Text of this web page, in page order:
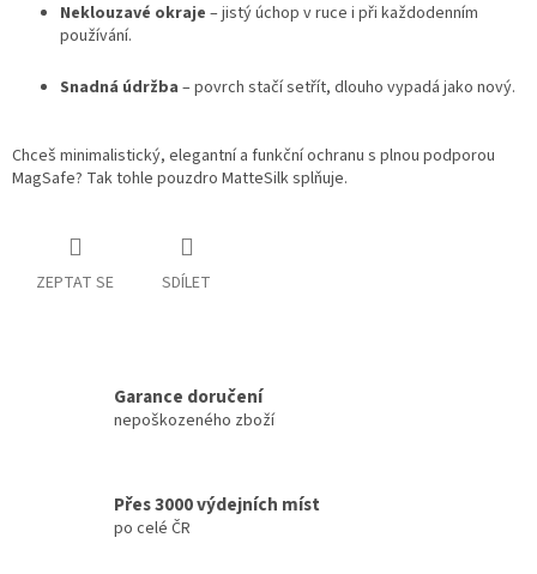
Neklouzavé okraje – jistý úchop v ruce i při každodenním
používání.
Snadná údržba – povrch stačí setřít, dlouho vypadá jako nový.
Chceš minimalistický, elegantní a funkční ochranu s plnou podporou
MagSafe? Tak tohle pouzdro MatteSilk splňuje.
ZEPTAT SE SDÍLET
Garance doručení
nepoškozeného zboží
Přes 3000 výdejních míst
po celé ČR